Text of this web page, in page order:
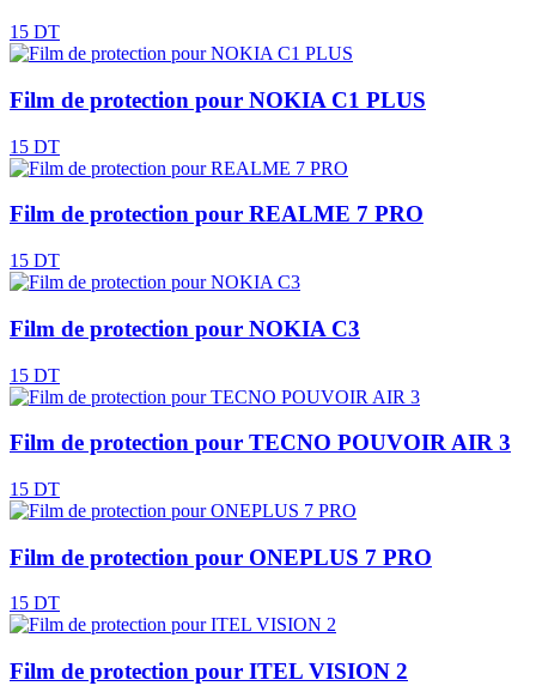
15 DT
Film de protection pour NOKIA C1 PLUS
15 DT
Film de protection pour REALME 7 PRO
15 DT
Film de protection pour NOKIA C3
15 DT
Film de protection pour TECNO POUVOIR AIR 3
15 DT
Film de protection pour ONEPLUS 7 PRO
15 DT
Film de protection pour ITEL VISION 2